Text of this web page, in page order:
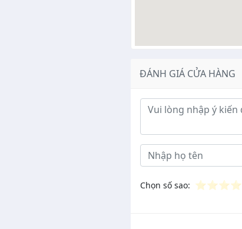
ĐÁNH GIÁ CỬA HÀNG
Ý kiến đánh giá
Chọn số sao: ⭐⭐⭐⭐